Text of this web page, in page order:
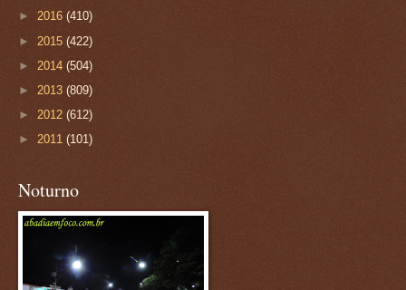
► 2016 (410)
► 2015 (422)
► 2014 (504)
► 2013 (809)
► 2012 (612)
► 2011 (101)
Noturno